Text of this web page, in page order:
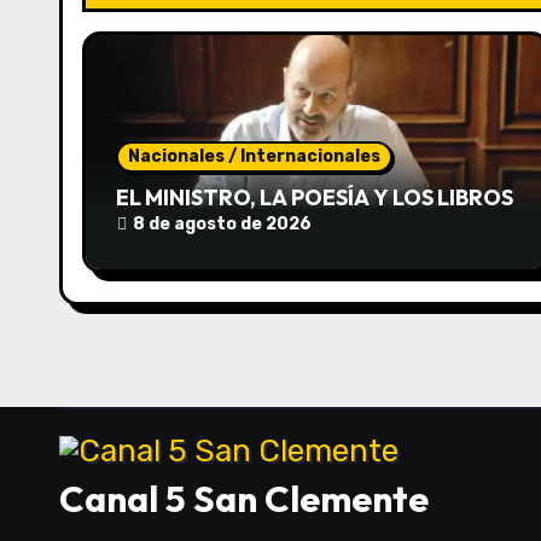
c
e
e
t
r
a
Nacionales / Internacionales
EL MINISTRO, LA POESÍA Y LOS LIBROS
8 de agosto de 2026
Canal 5 San Clemente